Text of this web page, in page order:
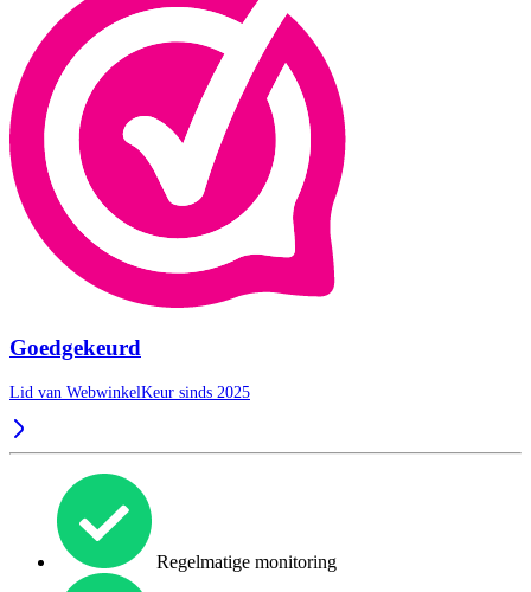
Goedgekeurd
Lid van WebwinkelKeur sinds 2025
Regelmatige monitoring